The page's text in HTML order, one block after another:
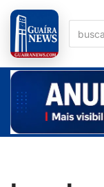
Pular
para
o
conteúdo